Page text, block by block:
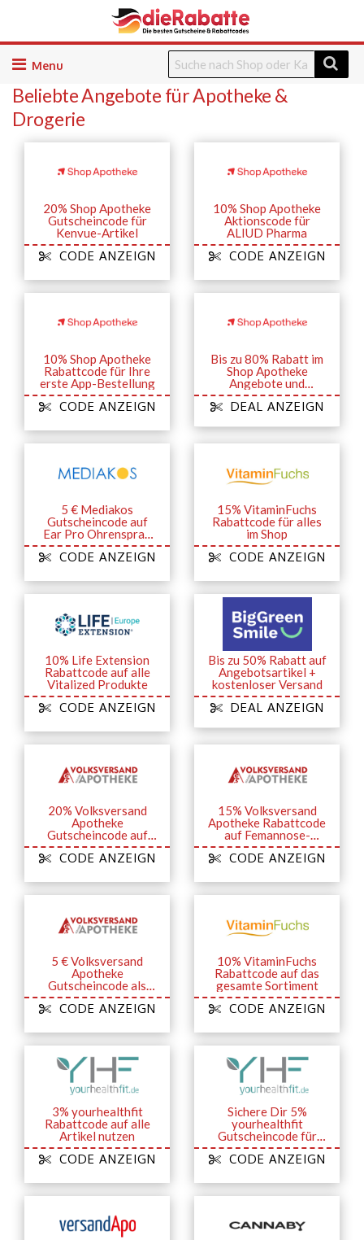
Skip
content
Beliebte Angebote für Apotheke &
Drogerie
20% Shop Apotheke
Gutscheincode für
Kenvue-Artikel
CODE ANZEIGN
10% Shop Apotheke
Aktionscode für
ALIUD Pharma
CODE ANZEIGN
10% Shop Apotheke
Rabattcode für Ihre
erste App-Bestellung
CODE ANZEIGN
Bis zu 80% Rabatt im
Shop Apotheke
Angebote und
Aktionen
DEAL ANZEIGN
5 € Mediakos
Gutscheincode auf
Ear Pro Ohrenspray
gegen das Eindringen
von Wasser im Ohr
CODE ANZEIGN
15% VitaminFuchs
Rabattcode für alles
im Shop
CODE ANZEIGN
10% Life Extension
Rabattcode auf alle
Vitalized Produkte
CODE ANZEIGN
Bis zu 50% Rabatt auf
Angebotsartikel +
kostenloser Versand
DEAL ANZEIGN
20% Volksversand
Apotheke
Gutscheincode auf
das Hansaplast
Sortiment
CODE ANZEIGN
15% Volksversand
Apotheke Rabattcode
auf Femannose-
Produkte
CODE ANZEIGN
5 € Volksversand
Apotheke
Gutscheincode als
Dankeschön für die
Anforderung des
Newsletters
CODE ANZEIGN
10% VitaminFuchs
Rabattcode auf das
gesamte Sortiment
CODE ANZEIGN
3% yourhealthfit
Rabattcode auf alle
Artikel nutzen
CODE ANZEIGN
Sichere Dir 5%
yourhealthfit
Gutscheincode für
Newsletter-
Anmeldung
CODE ANZEIGN